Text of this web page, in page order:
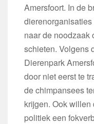
Amersfoort. In de
naar de noodzaak
schieten. Volgens
Dierenpark
door niet eerst te
de chimpansees
krijgen. Ook
politiek een